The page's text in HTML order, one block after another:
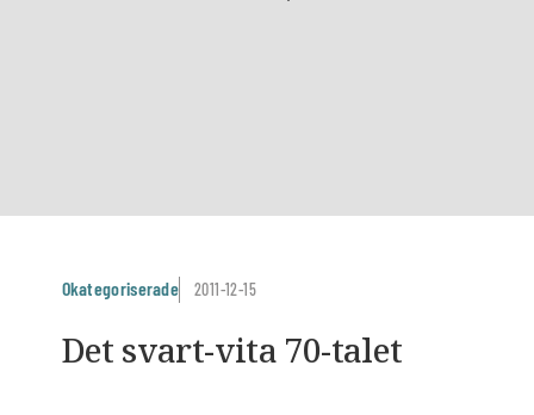
Okategoriserade 2011-12-15
Det svart-vita 70-talet